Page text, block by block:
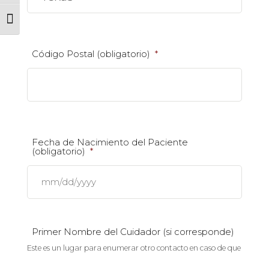
Toggle Font size
Quiénes Somos
Código Postal (obligatorio) *
Fecha de Nacimiento del Paciente
(obligatorio) *
Primer Nombre del Cuidador (si corresponde)
Este es un lugar para enumerar otro contacto en caso de que